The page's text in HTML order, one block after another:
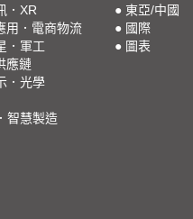
．XR
用．電商物流
．軍工
應鏈
．光學
智慧製造
● 東亞/中國
● 國際
● 圖表